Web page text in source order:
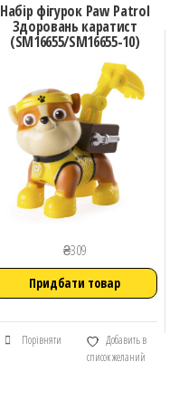
Набір фігурок Paw Patrol
Здоровань каратист
(SM16655/SM16655-10)
₴309
Придбати товар
Порівняти
Добавить в
список желаний